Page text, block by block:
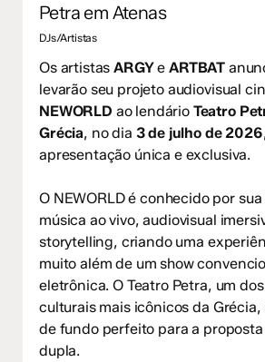
Petra em Atenas
DJs/Artistas
Os artistasARGYe ARTBAT
levarão seu projeto audiovisual
NEWORLD ao lendário Teatro
Grécia, no dia 3 de julho de 2026
apresentação única e exclusiva.
O NEWORLD é conhecido por
música ao vivo, audiovisual
storytelling, criando uma
muito além de um show
eletrônica. O Teatro Petra, um
culturais mais icônicos da Grécia,
de fundo perfeito para a
dupla.